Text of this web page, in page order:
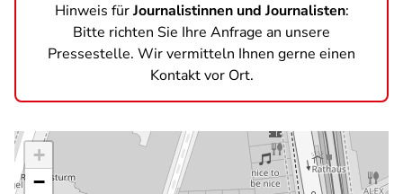
Hinweis fürJournalistinnen und Journalisten:
Bitte richten Sie Ihre Anfrage an unsere
Pressestelle. Wir vermitteln Ihnen gerne einen
Kontakt vor Ort.
+
−